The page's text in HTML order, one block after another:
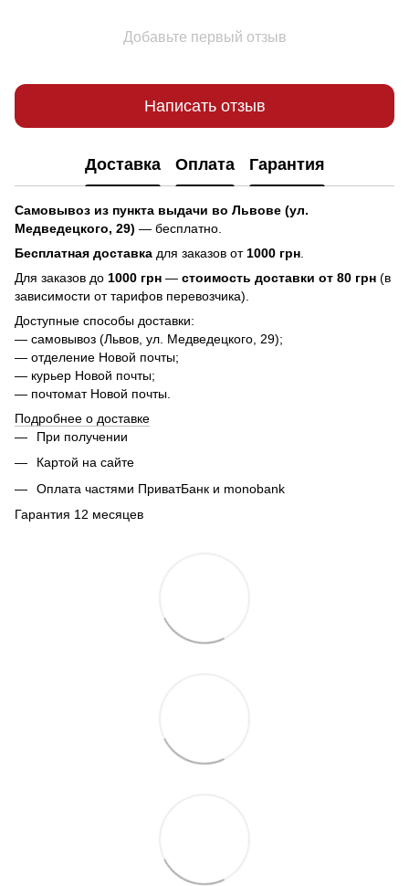
Добавьте первый отзыв
Написать отзыв
Доставка Оплата Гарантия
Самовывоз из пункта выдачи во Львове (ул.
Медведецкого, 29) — бесплатно.
Бесплатная доставка для заказов от 1000 грн
Для заказов до 1000 грн — стоимость доставки от 80 грн (в
зависимости от тарифов перевозчика).
Доступные способы доставки:
— самовывоз (Львов, ул. Медведецкого, 29);
— отделение Новой почты;
— курьер Новой почты;
— почтомат Новой почты.
Подробнее о доставке
При получении
Картой на сайте
Оплата частями ПриватБанк и monobank
Гарантия 12 месяцев